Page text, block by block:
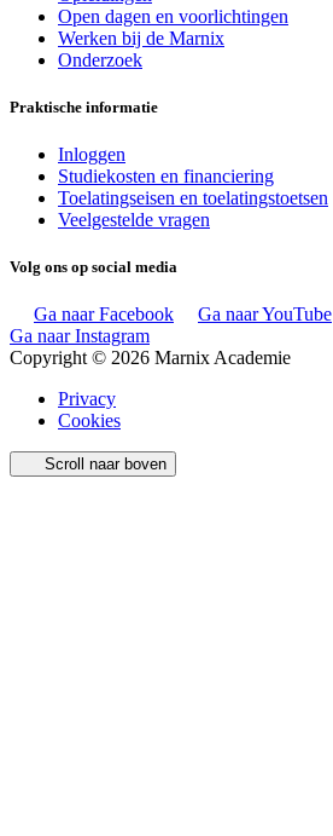
Open dagen en voorlichtingen
Werken bij de Marnix
Onderzoek
Praktische informatie
Inloggen
Studiekosten en financiering
Toelatingseisen en toelatingstoetsen
Veelgestelde vragen
Volg ons op social media
Ga naar Facebook Ga naar YouTube
Ga naar Instagram
Copyright © 2026 Marnix Academie
Privacy
Cookies
Scroll naar boven